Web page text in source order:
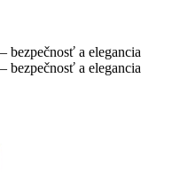
bezpečnosť a elegancia
bezpečnosť a elegancia